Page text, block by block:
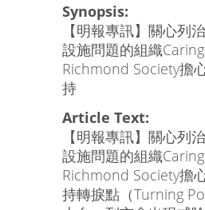
Synopsis:
【明報專訊】關心列
設施問題的組織
Richmond Society擔
持
Article Text:
【明報專訊】關心列
設施問題的組織
Richmond Society擔
持轉捩點（Turning